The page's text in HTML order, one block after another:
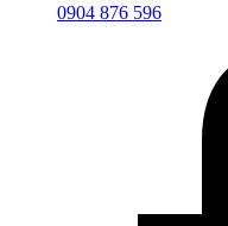
0904 876 596